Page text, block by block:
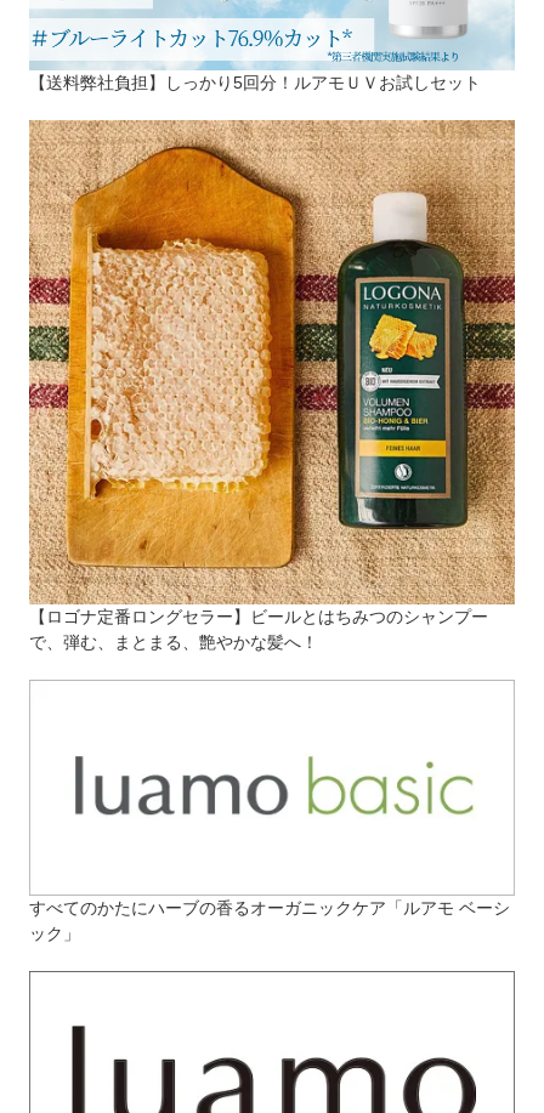
【送料弊社負担】しっかり5回分！ルアモＵＶお試しセット
【ロゴナ定番ロングセラー】ビールとはちみつのシャンプー
で、弾む、まとまる、艶やかな髪へ！
すべてのかたにハーブの香るオーガニックケア「ルアモ ベーシ
ック」